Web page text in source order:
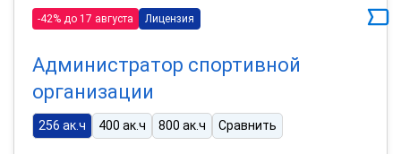
-42% до 17 августа Лицензия
Администратор спортивной
организации
256 ак.ч 400 ак.ч 800 ак.ч Сравнить